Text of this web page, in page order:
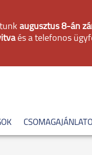
augusztus 8-án
és a telefonos